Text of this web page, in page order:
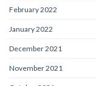
February 2022
January 2022
December 2021
November 2021